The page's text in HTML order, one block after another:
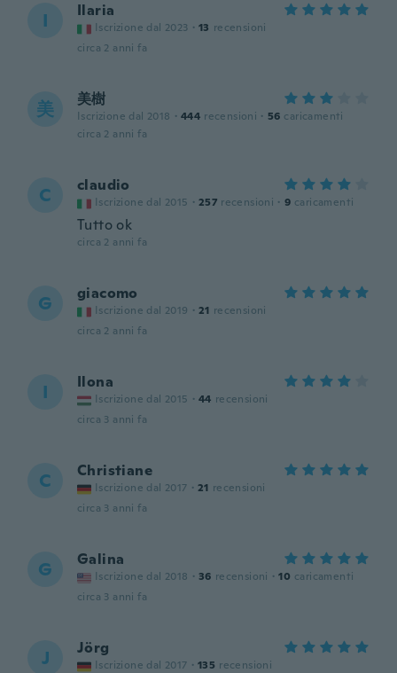
I Ilaria
Iscrizione dal 2023 · 13 recensioni
circa 2 anni fa
美 美樹
Iscrizione dal 2018 · 444 recensioni · 56 caricamenti
circa 2 anni fa
C claudio
Iscrizione dal 2015 · 257 recensioni · 9 caricamenti
Tutto ok
circa 2 anni fa
G giacomo
Iscrizione dal 2019 · 21 recensioni
circa 2 anni fa
I Ilona
Iscrizione dal 2015 · 44 recensioni
circa 3 anni fa
C Christiane
Iscrizione dal 2017 · 21 recensioni
circa 3 anni fa
G Galina
Iscrizione dal 2018 · 36 recensioni · 10 caricamenti
circa 3 anni fa
J Jörg
Iscrizione dal 2017 · 135 recensioni